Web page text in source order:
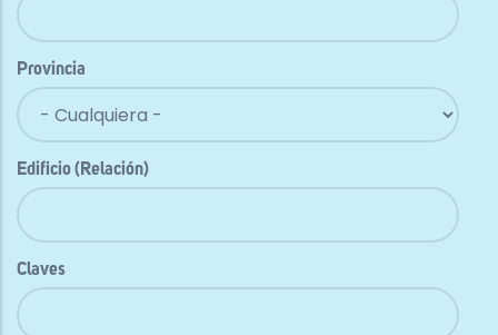
Provincia
Edificio (Relación)
Claves